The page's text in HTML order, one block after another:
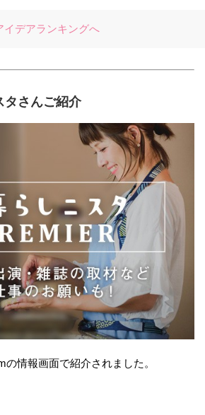
イデアランキングへ
タさんご紹介
の情報画面で紹介されました。